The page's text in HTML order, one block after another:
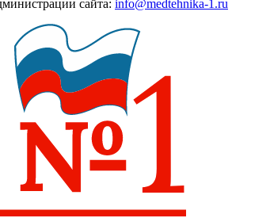
сайта: info@medtehnika-1.ru